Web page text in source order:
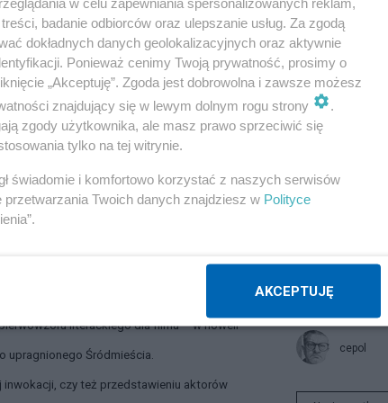
oddziały, z których, po zagłębieniu się do
literackiego dla filmu – w noweli
upragnionego Śródmieścia.
czy też przedstawieniu aktorów
Piszą na
Blogi na ten
Jan Filip
Tomasz
cepol
badanie odbiorców oraz ulepszanie usług. Za zgodą
dokładnych danych geolokalizacyjnych oraz aktywnie
Ponieważ cenimy Twoją prywatność, prosimy o
„Akceptuję”. Zgoda jest dobrowolna i zawsze możesz
znajdujący się w lewym dolnym rogu strony
.
zgody użytkownika, ale masz prawo sprzeciwić się
tylko na tej witrynie.
świadomie i komfortowo korzystać z naszych serwisów
Twoich danych znajdziesz w Polityce
AKCEPTUJĘ